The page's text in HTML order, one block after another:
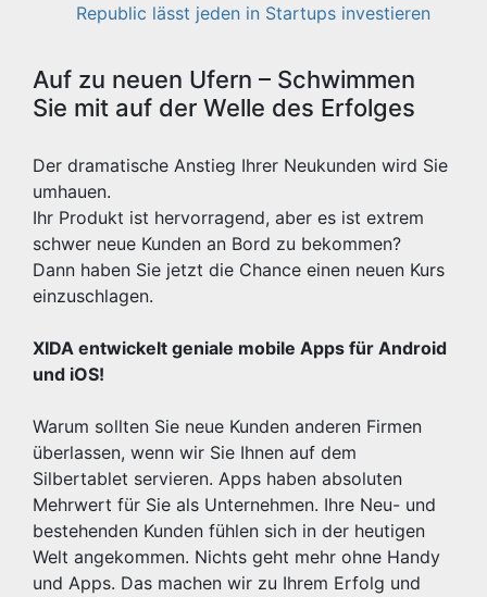
Republic lässt jeden in Startups investieren
Auf zu neuen Ufern – Schwimmen
Sie mit auf der Welle des Erfolges
Der dramatische Anstieg Ihrer Neukunden wird Sie
umhauen.
Ihr Produkt ist hervorragend, aber es ist extrem
schwer neue Kunden an Bord zu bekommen?
Dann haben Sie jetzt die Chance einen neuen Kurs
einzuschlagen.
XIDA entwickelt geniale mobile Apps für Android
und iOS!
Warum sollten Sie neue Kunden anderen Firmen
überlassen, wenn wir Sie Ihnen auf dem
Silbertablet servieren. Apps haben absoluten
Mehrwert für Sie als Unternehmen. Ihre Neu- und
bestehenden Kunden fühlen sich in der heutigen
Welt angekommen. Nichts geht mehr ohne Handy
und Apps. Das machen wir zu Ihrem Erfolg und